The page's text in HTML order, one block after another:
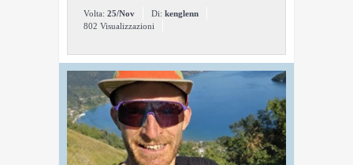
COME È ANDATA?
Volta: 25/Nov Di: kenglenn
802 Visualizzazioni